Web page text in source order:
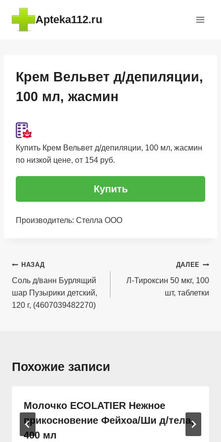
Перейти
содержимому
Apteka112.ru
Крем Вельвет д/депиляции,
100 мл, жасмин
Купить Крем Вельвет д/депиляции, 100 мл, жасмин
по низкой цене, от 154 руб.
Купить
Производитель: Стелла ООО
Навигация
по
записям
НАЗАД
Соль д/ванн Бурлящий
шар Пузырики детский,
120 г, (4607039482270)
ДАЛЕЕ
Л-Тироксин 50 мкг, 100
шт, таблетки
Похожие записи
Молочко ECOLATIER Нежное
прикосновение Фейхоа/Ши д/тела,
400 мл